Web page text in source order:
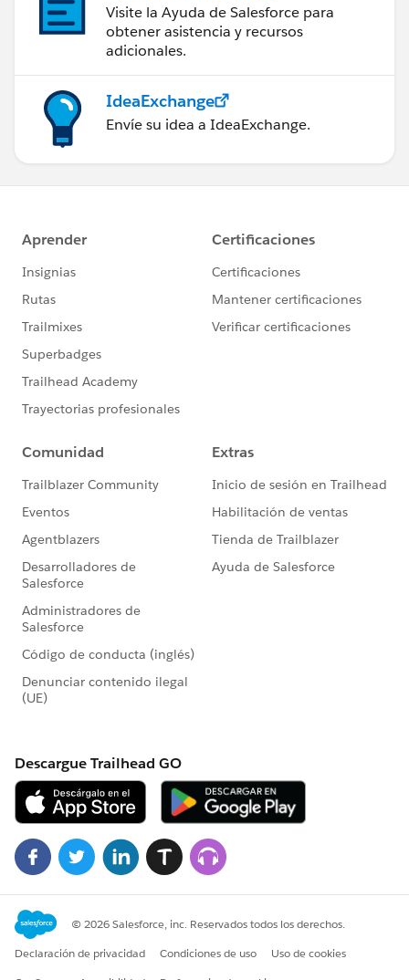
Visite la Ayuda de Salesforce para
obtener asistencia y recursos
adicionales.
IdeaExchange
Envíe su idea a IdeaExchange.